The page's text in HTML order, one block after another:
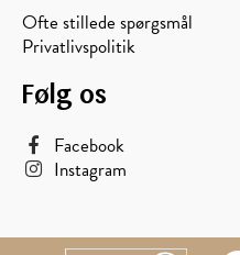
Ofte stillede spørgsmål
Privatlivspolitik
Følg os
Facebook
Instagram